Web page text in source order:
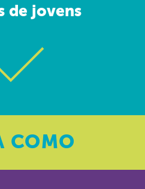
de jovens
COMO